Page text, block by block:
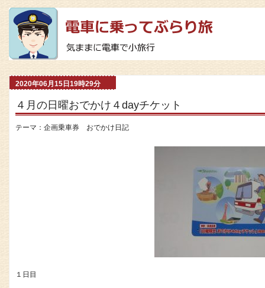
2020年06月15日19時29分
４月の日曜おでかけ４dayチケット
テーマ： 企画乗車券 おでかけ日記
１日目